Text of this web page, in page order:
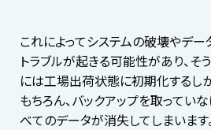
これによってシステムの破壊やデ
トラブルが起きる可能性があり、そ
には工場出荷状態に初期化するし
もちろん、バックアップを取って
べてのデータが消失してしまいます